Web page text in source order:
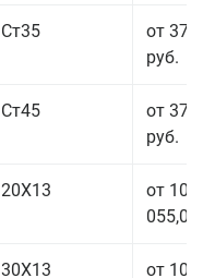
Ст35
от 37
руб.
Ст45
от 37
руб.
20Х13
от 101
055,00
30Х13
от 101